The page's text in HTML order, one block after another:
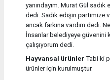
yanındayım. Murat Gül
dedi. Sadık edişin partimize
ancak farkına vardım dedi.
İnsanlar belediyeye güvenini
çalışıyorum dedi.
Hayvansal ürünler Tabi ki
ürünler için kurulmuştur.